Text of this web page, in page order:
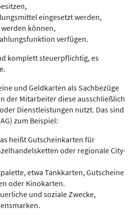
eingesetzt werden,
können,
verfügen.
komplett steuerpflichtig, es
und Geldkarten als Sachbezüge
der Mitarbeiter diese ausschließlich
Dienstleistungen nutzt. Das sind
zum Beispiel:
heißt Gutscheinkarten für
oder regionale City-
etwa Tankkarten, Gutscheine
oder Kinokarten.
und soziale Zwecke,